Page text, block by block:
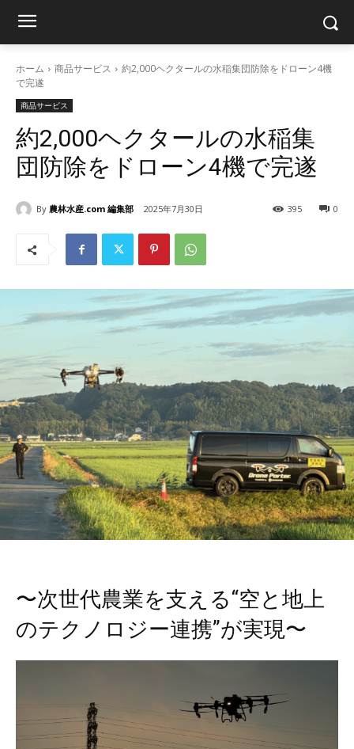
ホーム 商品サービス
約2,000ヘクタールの水稲集団防除をドローン4機
で完遂
商品サービス
約2,000ヘクタールの水稲集
団防除をドローン4機で完遂
By 農林水産.com 編集部 2025年7月30日 0
395
〜次世代農業を支える“空と地上
のテクノロジー連携”が実現〜